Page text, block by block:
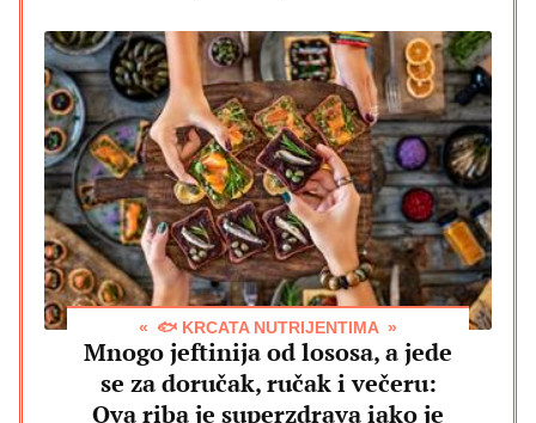
🐟 KRCATA NUTRIJENTIMA
Mnogo jeftinija od lososa, a jede
se za doručak, ručak i večeru:
Ova riba je superzdrava iako je